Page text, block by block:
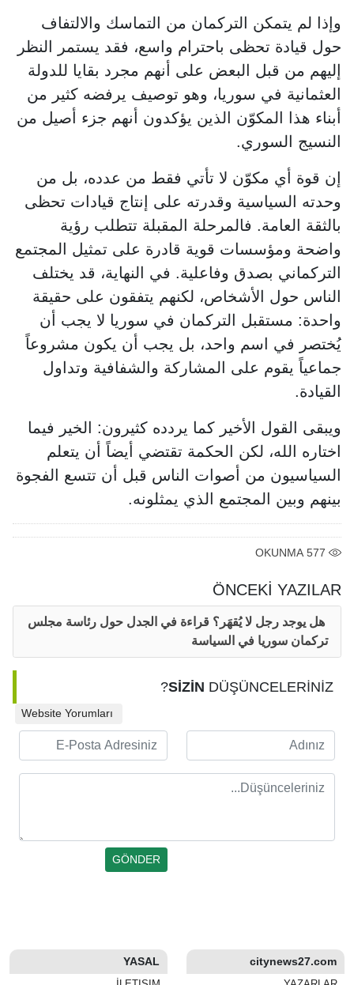
وإذا لم يتمكن التركمان من التماسك والالتفاف
حول قيادة تحظى باحترام واسع، فقد يستمر النظر
إليهم من قبل البعض على أنهم مجرد بقايا للدولة
العثمانية في سوريا، وهو توصيف يرفضه كثير من
أبناء هذا المكوّن الذين يؤكدون أنهم جزء أصيل من
النسيج السوري.
إن قوة أي مكوّن لا تأتي فقط من عدده، بل من
وحدته السياسية وقدرته على إنتاج قيادات تحظى
بالثقة العامة. فالمرحلة المقبلة تتطلب رؤية
واضحة ومؤسسات قوية قادرة على تمثيل المجتمع
التركماني بصدق وفاعلية. في النهاية، قد يختلف
الناس حول الأشخاص، لكنهم يتفقون على حقيقة
واحدة: مستقبل التركمان في سوريا لا يجب أن
يُختصر في اسم واحد، بل يجب أن يكون مشروعاً
جماعياً يقوم على المشاركة والشفافية وتداول
القيادة.
ويبقى القول الأخير كما يردده كثيرون: الخير فيما
اختاره الله، لكن الحكمة تقتضي أيضاً أن يتعلم
السياسيون من أصوات الناس قبل أن تتسع الفجوة
بينهم وبين المجتمع الذي يمثلونه.
577
OKUNMA
ÖNCEKİ YAZILAR
هل يوجد رجل لا يُقهَر؟ قراءة في الجدل حول رئاسة مجلس
تركمان سوريا في السياسة
SİZİN DÜŞÜNCELERİNİZ?
citynews27.com
YASAL